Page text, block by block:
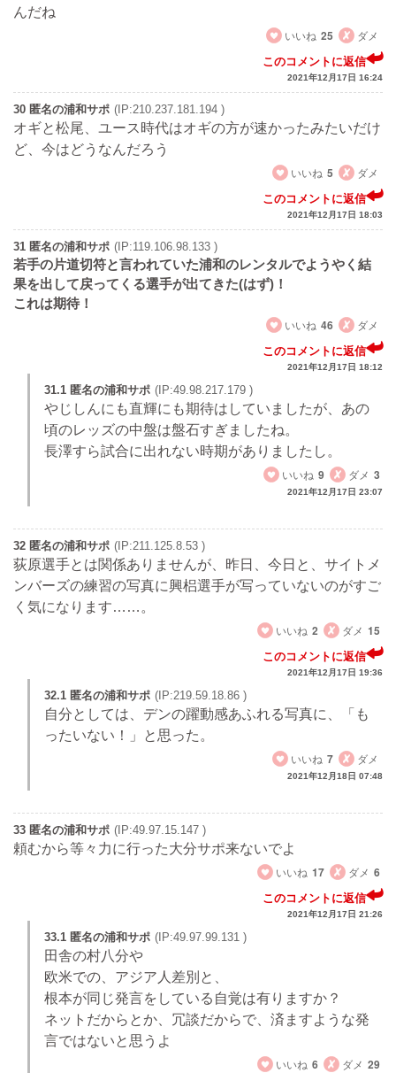
んだね
いいね 25 ダメ
このコメントに返信
2021年12月17日 16:24
30 匿名の浦和サポ (IP:210.237.181.194 )
オギと松尾、ユース時代はオギの方が速かったみたいだけ
ど、今はどうなんだろう
いいね 5 ダメ
このコメントに返信
2021年12月17日 18:03
31 匿名の浦和サポ (IP:119.106.98.133 )
若手の片道切符と言われていた浦和のレンタルでようやく結
果を出して戻ってくる選手が出てきた(はず)！
これは期待！
いいね 46 ダメ
このコメントに返信
2021年12月17日 18:12
31.1 匿名の浦和サポ (IP:49.98.217.179 )
やじしんにも直輝にも期待はしていましたが、あの
頃のレッズの中盤は盤石すぎましたね。
長澤すら試合に出れない時期がありましたし。
いいね 9 ダメ 3
2021年12月17日 23:07
32 匿名の浦和サポ (IP:211.125.8.53 )
荻原選手とは関係ありませんが、昨日、今日と、サイトメ
ンバーズの練習の写真に興梠選手が写っていないのがすご
く気になります……。
いいね 2 ダメ 15
このコメントに返信
2021年12月17日 19:36
32.1 匿名の浦和サポ (IP:219.59.18.86 )
自分としては、デンの躍動感あふれる写真に、「も
ったいない！」と思った。
いいね 7 ダメ
2021年12月18日 07:48
33 匿名の浦和サポ (IP:49.97.15.147 )
頼むから等々力に行った大分サポ来ないでよ
いいね 17 ダメ 6
このコメントに返信
2021年12月17日 21:26
33.1 匿名の浦和サポ (IP:49.97.99.131 )
田舎の村八分や
欧米での、アジア人差別と、
根本が同じ発言をしている自覚は有りますか？
ネットだからとか、冗談だからで、済ますような発
言ではないと思うよ
いいね 6 ダメ 29